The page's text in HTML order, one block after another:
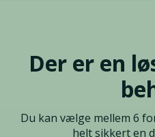
Der er en
Du kan vælge mellem 6
helt sikkert en